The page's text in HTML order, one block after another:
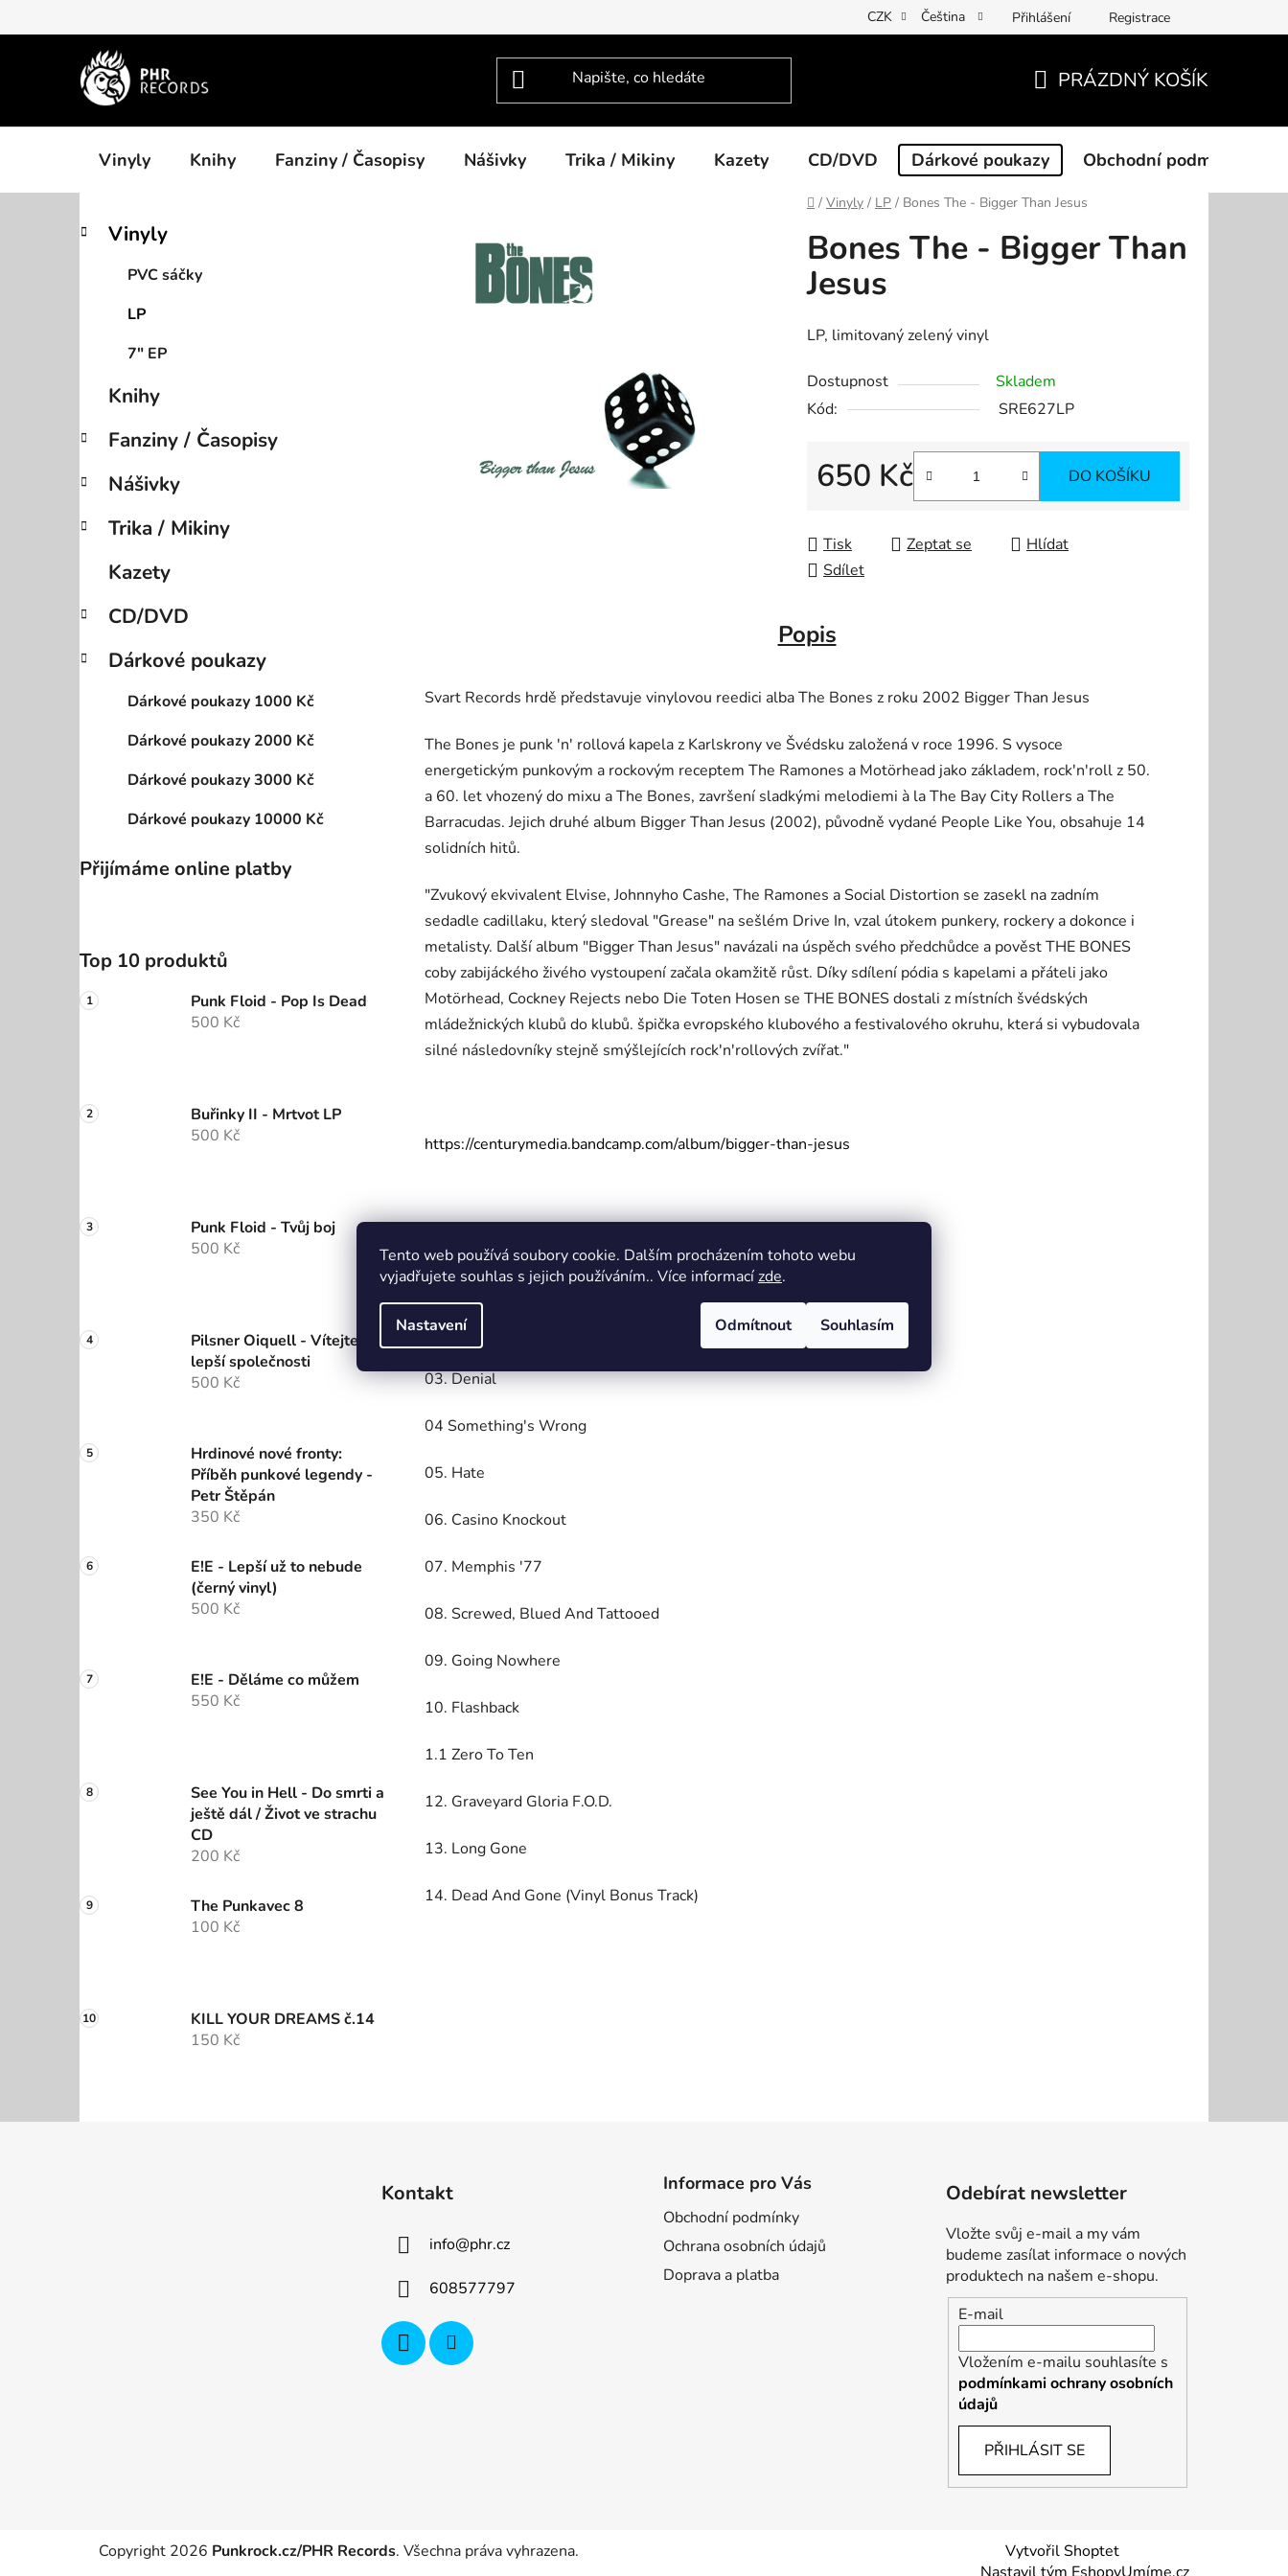
Tento web používá soubory cookie. Dalším procházením tohoto webu
vyjadřujete souhlas s jejich používáním.. Více informacízde.
Nastavení Odmítnout Souhlasím
na
CZK Čeština Přihlášení Registrace
KOŠÍK
PRÁZDNÝ KOŠÍK
Vinyly Knihy Fanziny / Časopisy Nášivky Trika / Mikiny Kazety CD/DVD Dárkové poukazy Obchodní podmínky
Domů
/ Vinyly / LP / Bones The - Bigger Than Jesus
P
p
a
n
e
Přeskočit
kategorie
K
a
Vinyly
PVC sáčky
LP
7" EP
Knihy
Fanziny / Časopisy
Nášivky
Trika / Mikiny
Kazety
CD/DVD
Dárkové poukazy
Dárkové poukazy 1000 Kč
Dárkové poukazy 2000 Kč
Dárkové poukazy 3000 Kč
Dárkové poukazy 10000 Kč
Přijímáme online platby
Top 10 produktů
Punk Floid - Pop Is Dead
500 Kč
Buřinky II - Mrtvot LP
500 Kč
Punk Floid - Tvůj boj
500 Kč
Pilsner Oiquell - Vítejte do
lepší společnosti
500 Kč
Hrdinové nové fronty:
Příběh punkové legendy -
Petr Štěpán
350 Kč
E!E - Lepší už to nebude
(černý vinyl)
500 Kč
E!E - Děláme co můžem
550 Kč
See You in Hell - Do smrti a
ještě dál / Život ve strachu
CD
200 Kč
The Punkavec 8
100 Kč
KILL YOUR DREAMS č.14
150 Kč
Bones The - Bigger Than
Jesus
LP, limitovaný zelený vinyl
Dostupnost
Skladem
Kód:
SRE627LP
650 Kč DO KOŠÍKU
Tisk Zeptat se
Hlídat
Sdílet
Popis
Svart Records hrdě představuje vinylovou reedici alba The Bones z roku 2002 Bigger Than Jesus
The Bones je punk 'n' rollová kapela z Karlskrony ve Švédsku založená v roce 1996. S vysoce
energetickým punkovým a rockovým receptem The Ramones a Motörhead jako základem, rock'n'roll z 50.
a 60. let vhozený do mixu a The Bones, završení sladkými melodiemi à la The Bay City Rollers a The
Barracudas. Jejich druhé album Bigger Than Jesus (2002), původně vydané People Like You, obsahuje 14
solidních hitů.
"Zvukový ekvivalent Elvise, Johnnyho Cashe, The Ramones a Social Distortion se zasekl na zadním
sedadle cadillaku, který sledoval "Grease" na sešlém Drive In, vzal útokem punkery, rockery a dokonce i
metalisty. Další album "Bigger Than Jesus" navázali na úspěch svého předchůdce a pověst THE BONES
coby zabijáckého živého vystoupení začala okamžitě růst. Díky sdílení pódia s kapelami a přáteli jako
Motörhead, Cockney Rejects nebo Die Toten Hosen se THE BONES dostali z místních švédských
mládežnických klubů do klubů. špička evropského klubového a festivalového okruhu, která si vybudovala
silné následovníky stejně smýšlejících rock'n'rollových zvířat."
https://centurymedia.bandcamp.com/album/bigger-than-jesus
01. Chrome, Smoke And Thunderroads
02. Hey Baby
03. Denial
04 Something's Wrong
05. Hate
06. Casino Knockout
07. Memphis '77
08. Screwed, Blued And Tattooed
09. Going Nowhere
10. Flashback
1.1 Zero To Ten
12. Graveyard Gloria F.O.D.
13. Long Gone
14. Dead And Gone (Vinyl Bonus Track)
Kontakt
info@phr.cz
608577797
Informace pro Vás
Obchodní podmínky
Ochrana osobních údajů
Doprava a platba
Odebírat newsletter
Vložte svůj e-mail a my vám
budeme zasílat informace o nových
produktech na našem e-shopu.
E-mail
Vložením e-mailu souhlasíte s
podmínkami ochrany osobních
údajů
PŘIHLÁSIT SE
Vytvořil Shoptet
Copyright 2026 Punkrock.cz/PHR Records. Všechna práva vyhrazena.